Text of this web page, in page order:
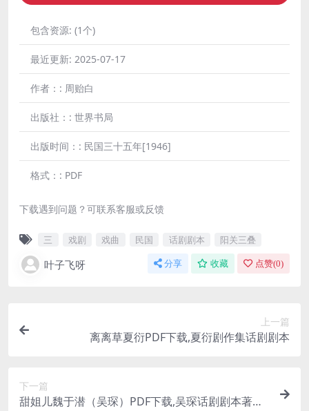
包含资源: (1个)
最近更新: 2025-07-17
作者：: 周贻白
出版社：: 世界书局
出版时间：: 民国三十五年[1946]
格式：: PDF
下载遇到问题？可联系客服或反馈
三 戏剧 戏曲 民国 话剧剧本 阳关三叠
叶子飞呀 分享 收藏 点赞(0)
上一篇
离离草夏衍PDF下载,夏衍剧作集话剧剧本
下一篇
甜姐儿魏于潜（吴琛）PDF下载,吴琛话剧剧本著作